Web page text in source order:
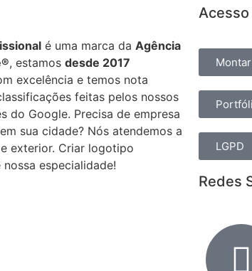
é uma marca da Agência
, estamos desde 2017
excelência e temos nota
feitas pelos nossos
do Google. Precisa de empresa
sua cidade? Nós atendemos a
exterior. Criar logotipo
especialidade!
LGPD
Redes